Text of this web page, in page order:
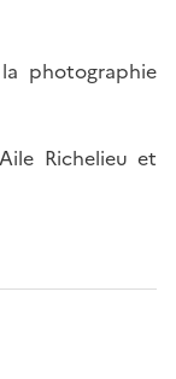
photographie
Richelieu et